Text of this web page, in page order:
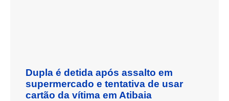
Dupla é detida após assalto em
supermercado e tentativa de usar
cartão da vítima em Atibaia